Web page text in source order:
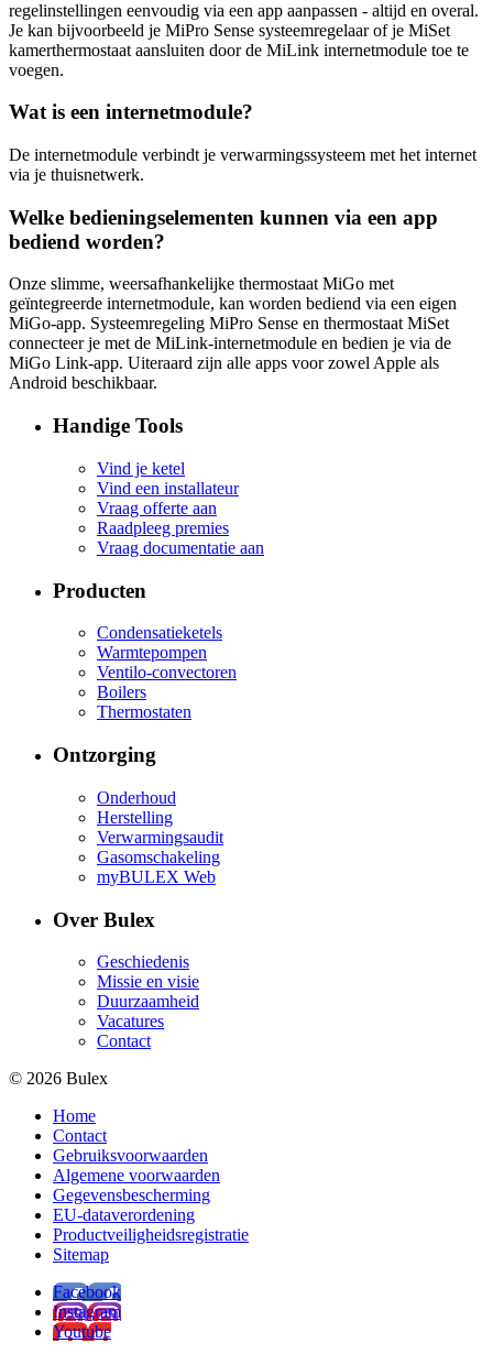
regelinstellingen eenvoudig via een app aanpassen - altijd en overal.
Je kan bijvoorbeeld je MiPro Sense systeemregelaar of je MiSet
kamerthermostaat aansluiten door de MiLink internetmodule toe te
voegen.
Wat is een internetmodule?
De internetmodule verbindt je verwarmingssysteem met het internet
via je thuisnetwerk.
Welke bedieningselementen kunnen via een app
bediend worden?
Onze slimme, weersafhankelijke thermostaat MiGo met
geïntegreerde internetmodule, kan worden bediend via een eigen
MiGo-app. Systeemregeling MiPro Sense en thermostaat MiSet
connecteer je met de MiLink-internetmodule en bedien je via de
MiGo Link-app. Uiteraard zijn alle apps voor zowel Apple als
Android beschikbaar.
Handige Tools
Vind je ketel
Vind een installateur
Vraag offerte aan
Raadpleeg premies
Vraag documentatie aan
Producten
Condensatieketels
Warmtepompen
Ventilo-convectoren
Boilers
Thermostaten
Ontzorging
Onderhoud
Herstelling
Verwarmingsaudit
Gasomschakeling
myBULEX Web
Over Bulex
Geschiedenis
Missie en visie
Duurzaamheid
Vacatures
Contact
© 2026 Bulex
Home
Contact
Gebruiksvoorwaarden
Algemene voorwaarden
Gegevensbescherming
EU-dataverordening
Productveiligheidsregistratie
Sitemap
Facebook
Instagram
Youtube